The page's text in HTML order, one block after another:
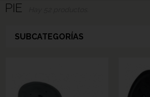
PIE
SUBCATEGORÍAS